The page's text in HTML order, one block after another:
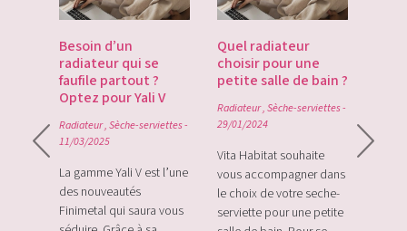
Besoin d’un
radiateur qui se
faufile partout ?
Optez pour Yali V
Radiateur,Sèche-serviettes-
11/03/2025
La gamme Yali V est l’une
des nouveautés
Finimetal qui saura vous
Quel radiateur
choisir pour une
petite salle de bain ?
Radiateur,Sèche-serviettes-
29/01/2024
Vita Habitat souhaite
vous accompagner dans
le choix de votre seche-
serviette pour une petite